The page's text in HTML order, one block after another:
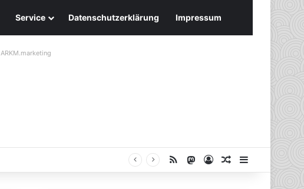
Service Datenschutzerklärung Impressum
ARKM.marketing
RSS Mastodon
AnmeldenZufälliger